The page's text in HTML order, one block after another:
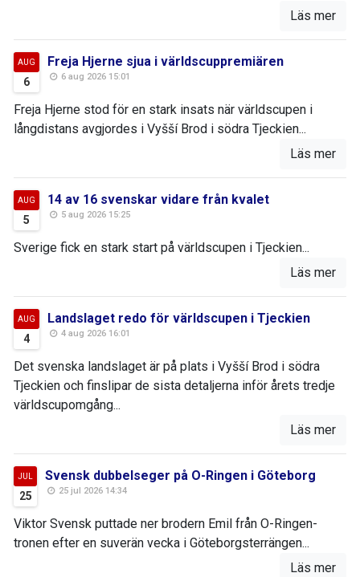
Läs mer
AUG
6
Freja Hjerne sjua i världscuppremiären
6 aug 2026 15:01
Freja Hjerne stod för en stark insats när världscupen i
långdistans avgjordes i Vyšší Brod i södra Tjeckien...
Läs mer
AUG
5
14 av 16 svenskar vidare från kvalet
5 aug 2026 15:25
Sverige fick en stark start på världscupen i Tjeckien...
Läs mer
AUG
4
Landslaget redo för världscupen i Tjeckien
4 aug 2026 16:01
Det svenska landslaget är på plats i Vyšší Brod i södra
Tjeckien och finslipar de sista detaljerna inför årets tredje
världscupomgång...
Läs mer
JUL
25
Svensk dubbelseger på O-Ringen i Göteborg
25 jul 2026 14:34
Viktor Svensk puttade ner brodern Emil från O-Ringen-
tronen efter en suverän vecka i Göteborgsterrängen...
Läs mer